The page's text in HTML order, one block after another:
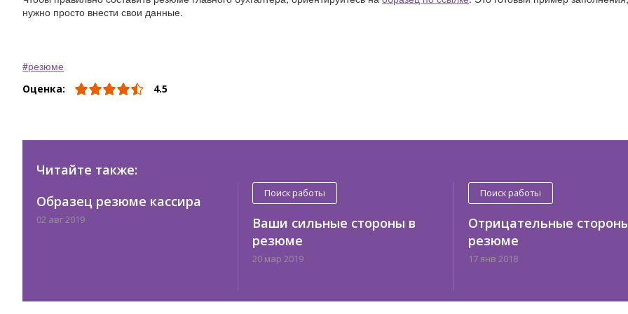
нужно просто внести свои данные.
резюме
Оценка: 4.5
Читайте также:
Образец резюме кассира
02 авг 2019
Поиск работы
Ваши сильные стороны в
резюме
20 мар 2019
Поиск работы
Отрицательные
резюме
17 янв 2018